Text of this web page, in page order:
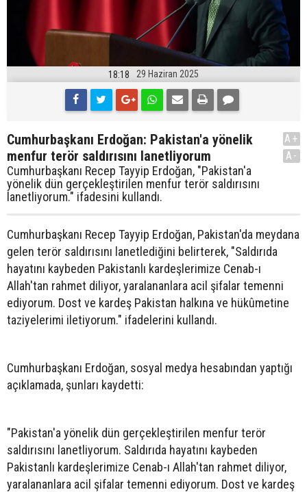
18:18 29 Haziran 2025
Cumhurbaşkanı Erdoğan: Pakistan'a yönelik
menfur terör saldırısını lanetliyorum
Cumhurbaşkanı Recep Tayyip Erdoğan, "Pakistan'a
yönelik dün gerçekleştirilen menfur terör saldırısını
lanetliyorum." ifadesini kullandı.
A+
A-
Cumhurbaşkanı Recep Tayyip Erdoğan, Pakistan'da meydana
gelen terör saldırısını lanetlediğini belirterek, "Saldırıda
hayatını kaybeden Pakistanlı kardeşlerimize Cenab-ı
Allah'tan rahmet diliyor, yaralananlara acil şifalar temenni
ediyorum. Dost ve kardeş Pakistan halkına ve hükûmetine
taziyelerimi iletiyorum." ifadelerini kullandı.
Cumhurbaşkanı Erdoğan, sosyal medya hesabından yaptığı
açıklamada, şunları kaydetti:
"Pakistan'a yönelik dün gerçekleştirilen menfur terör
saldırısını lanetliyorum. Saldırıda hayatını kaybeden
Pakistanlı kardeşlerimize Cenab-ı Allah'tan rahmet diliyor,
yaralananlara acil şifalar temenni ediyorum. Dost ve kardeş